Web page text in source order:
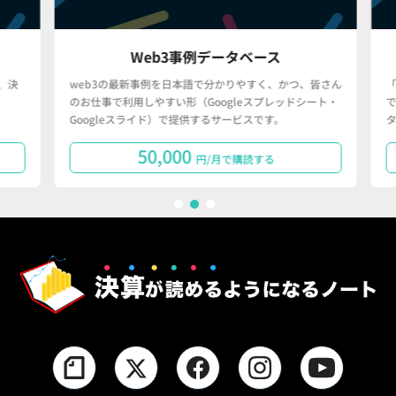
Web3事例データベース
web3の最新事例を日本語で分かりやすく、かつ、皆さん
のお仕事で利用しやすい形（Googleスプレッドシート・
Googleスライド）で提供するサービスです。
50,000 円/月で購読する